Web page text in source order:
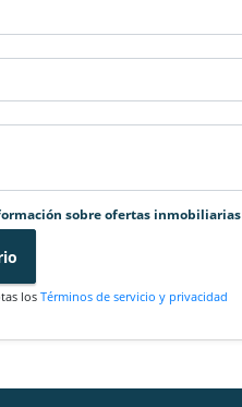
sobre ofertas inmobiliarias
losTérminos de servicio y privacidad